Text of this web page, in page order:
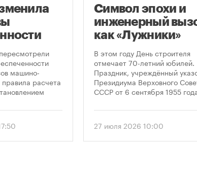
машино-
расчета
года. Документ
Символ эпохи и
инженерный
как «Лужники»
стали символом
Дня строителя
В этом году День строителя
отмечает 70-летний юбилей.
Праздник, учреждённый
Президиума Верховного
СССР от 6 сентября 1955
1956 года. И главным
стало открытие Большой
спортивной арены
27 июля 2026 10:00